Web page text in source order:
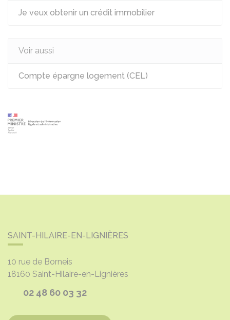
Je veux obtenir un crédit immobilier
Voir aussi
Compte épargne logement (CEL)
SAINT-HILAIRE-EN-LIGNIÈRES
10 rue de Borneis
18160 Saint-Hilaire-en-Lignières
02 48 60 03 32